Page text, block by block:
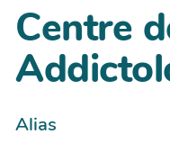
Centre
Alias